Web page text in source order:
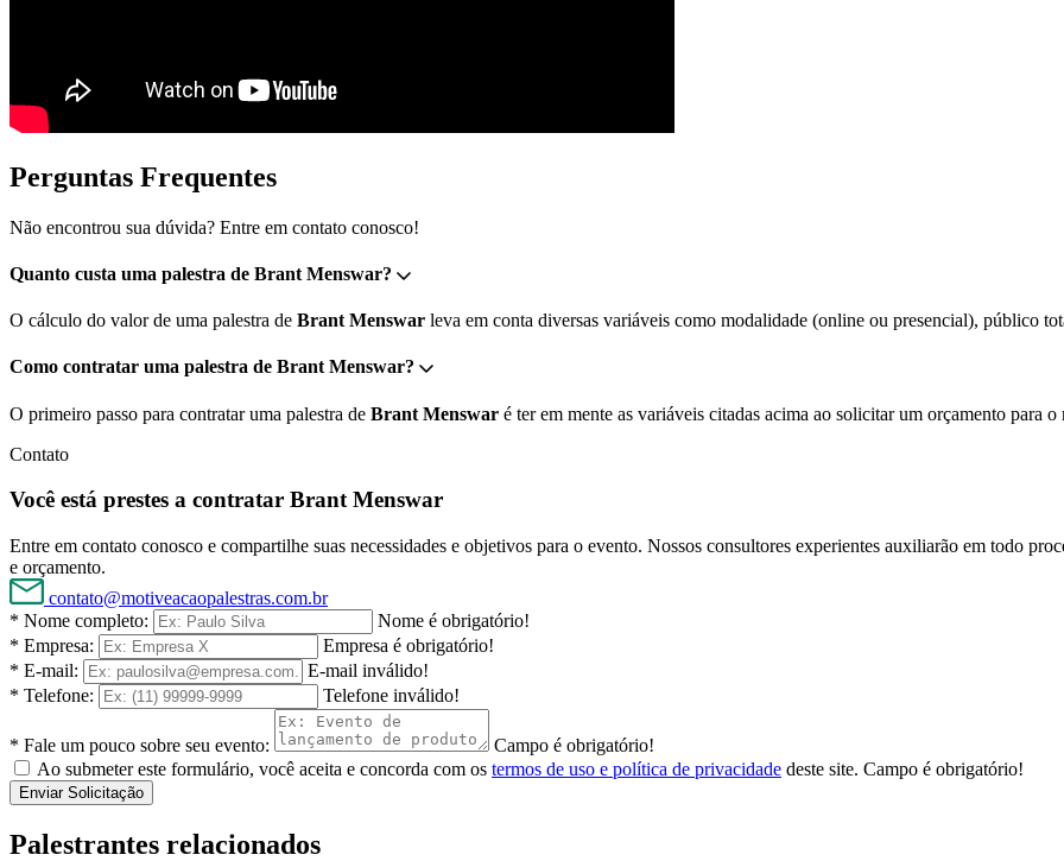
Perguntas Frequentes
Não encontrou sua dúvida? Entre em contato conosco!
Quanto custa uma palestra de Brant Menswar?
O cálculo do valor de uma palestra de Brant Menswar leva em conta diversas variáveis como modalidade (online ou presencial), público
Como contratar uma palestra de Brant Menswar?
O primeiro passo para contratar uma palestra de Brant Menswar é ter em mente as variáveis citadas acima ao solicitar um orçamento
Contato
Você está prestes a contratar Brant Menswar
Entre em contato conosco e compartilhe suas necessidades e objetivos para o evento. Nossos consultores experientes auxiliarão em todo
e orçamento.
contato@motiveacaopalestras.com.br
* Nome completo:
Nome é obrigatório!
* Empresa:
Empresa é obrigatório!
* E-mail:
E-mail inválido!
* Telefone:
Telefone inválido!
* Fale um pouco sobre seu evento:
Campo é obrigatório!
Ao submeter este formulário, você aceita e concorda com os termos de uso e política de privacidade deste site. Campo é obrigatório!
Enviar Solicitação
Palestrantes relacionados